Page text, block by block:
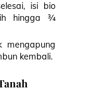
isi bio
hingga ¾
kembali.